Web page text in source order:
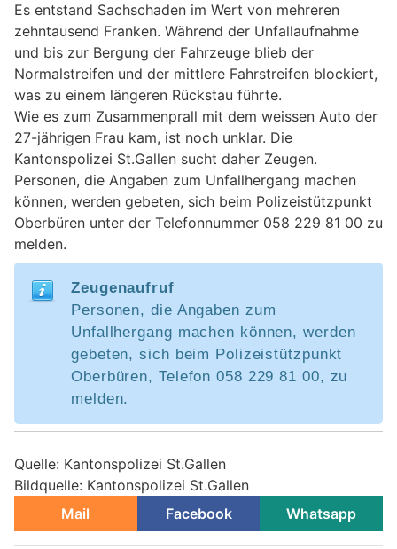
Es entstand Sachschaden im Wert von mehreren
zehntausend Franken. Während der Unfallaufnahme
und bis zur Bergung der Fahrzeuge blieb der
Normalstreifen und der mittlere Fahrstreifen blockiert,
was zu einem längeren Rückstau führte.
Wie es zum Zusammenprall mit dem weissen Auto der
27-jährigen Frau kam, ist noch unklar. Die
Kantonspolizei St.Gallen sucht daher Zeugen.
Personen, die Angaben zum Unfallhergang machen
können, werden gebeten, sich beim Polizeistützpunkt
Oberbüren unter der Telefonnummer 058 229 81 00 zu
melden.
Zeugenaufruf
Personen, die Angaben zum
Unfallhergang machen können, werden
gebeten, sich beim Polizeistützpunkt
Oberbüren, Telefon 058 229 81 00, zu
melden.
Quelle: Kantonspolizei St.Gallen
Bildquelle: Kantonspolizei St.Gallen
Mail
Facebook Whatsapp